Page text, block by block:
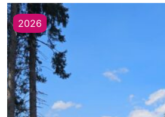
2026